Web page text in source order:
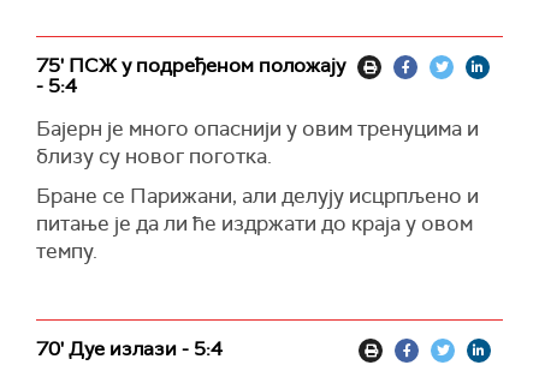
75' ПСЖ у подређеном положају
- 5:4
Бајерн је много опаснији у овим тренуцима и
близу су новог поготка.
Бране се Парижани, али делују исцрпљено и
питање је да ли ће издржати до краја у овом
темпу.
70' Дуе излази - 5:4